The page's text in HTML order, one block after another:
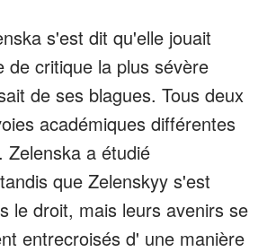
s'est dit qu'elle jouait
de critique la plus sévère
de ses blagues. Tous deux
académiques différentes
Zelenska a étudié
que Zelenskyy s'est
le droit, mais leurs avenirs se
entrecroisés d' une manière